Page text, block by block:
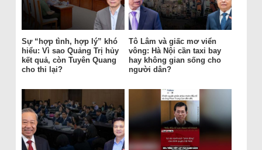
Sự “hợp tình, hợp lý” khó
hiểu: Vì sao Quảng Trị hủy
kết quả, còn Tuyên Quang
cho thi lại?
Tô Lâm và giấc mơ viển
vông: Hà Nội cần taxi bay
hay không gian sống cho
người dân?